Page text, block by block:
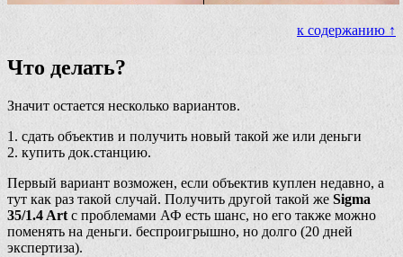
к содержанию ↑
Что делать?
Значит остается несколько вариантов.
1. сдать объектив и получить новый такой же или деньги
2. купить док.станцию.
Первый вариант возможен, если объектив куплен недавно, а
тут как раз такой случай. Получить другой такой же Sigma
35/1.4 Art с проблемами АФ есть шанс, но его также можно
поменять на деньги. беспроигрышно, но долго (20 дней
экспертиза).